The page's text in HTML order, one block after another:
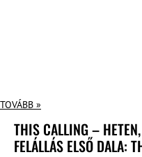
TOVÁBB »
THIS CALLING –
FELÁLLÁS ELSŐ DALA: